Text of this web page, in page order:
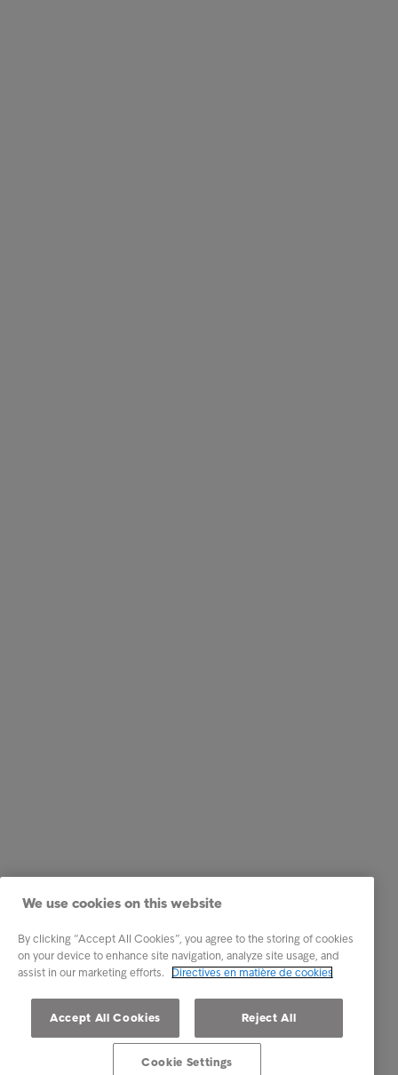
We use cookies on this website
By clicking “Accept All Cookies”, you agree to the storing of cookies
on your device to enhance site navigation, analyze site usage, and
assist in our marketing efforts.
Directives en matière de cookies
Accept All Cookies Reject All
Cookie Settings